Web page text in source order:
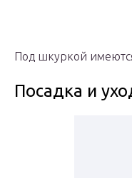
Под шкуркой
Посадка и